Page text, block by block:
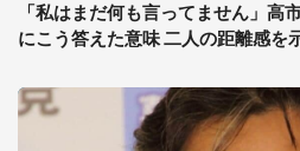
「私はまだ何も言ってません」高
にこう答えた意味 二人の距離感を